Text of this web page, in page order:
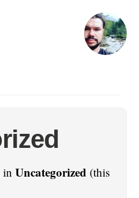
in Uncategorized (this